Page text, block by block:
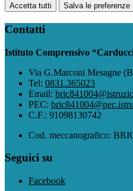
Accetta tutti Salva le preferenze
Contatti
Istituto Comprensivo
Via G.Marconi Mesagne
Tel: 0831.365023
Email:
PEC:
C.F.: 91098130742
Cod. meccanografico:
Seguici su
Facebook